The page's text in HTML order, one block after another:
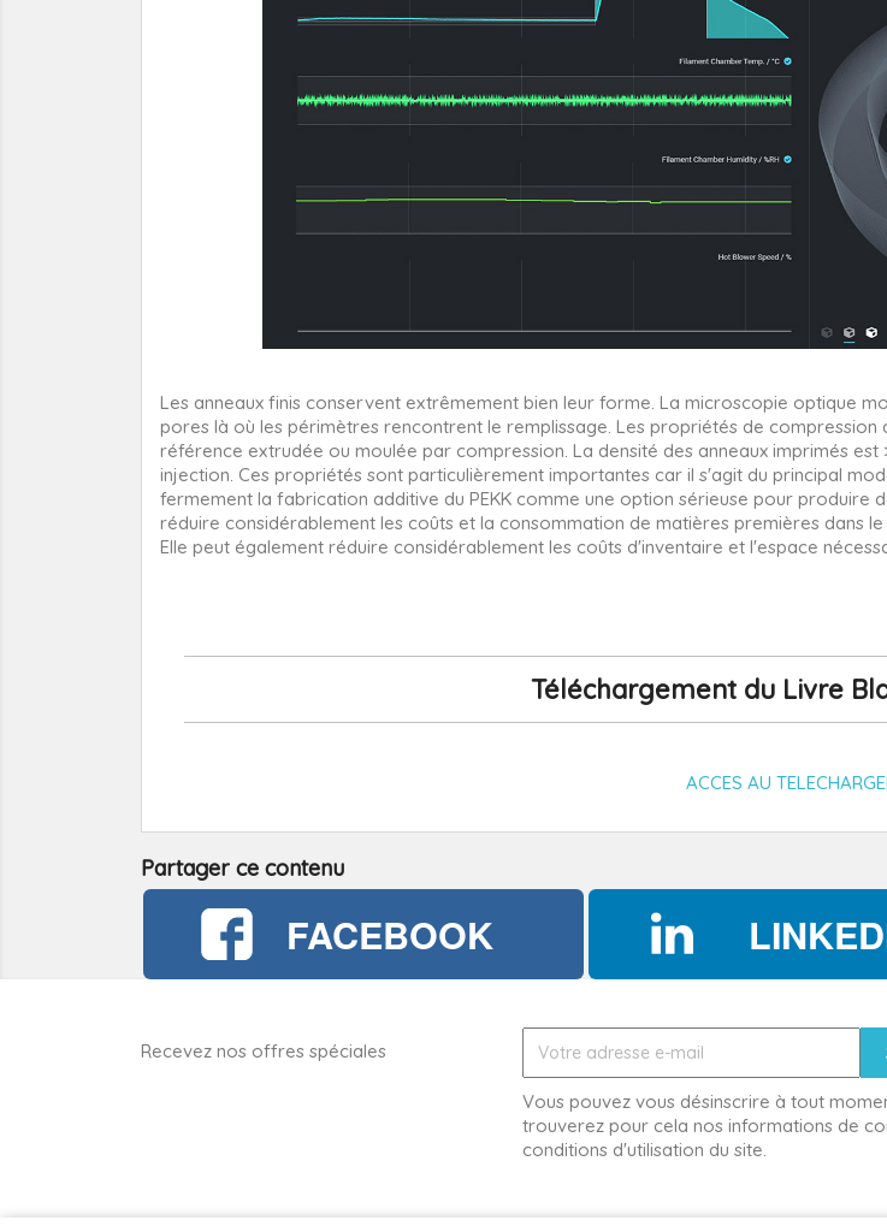
Les anneaux finis conservent extrêmement bien leur forme. La microscopie optique
pores là où les périmètres rencontrent le remplissage. Les propriétés de
référence extrudée ou moulée par compression. La densité des anneaux imprimés
injection. Ces propriétés sont particulièrement importantes car il s'agit du principal
fermement la fabrication additive du PEKK comme une option sérieuse pour produire
réduire considérablement les coûts et la consommation de matières premières dans
Elle peut également réduire considérablement les coûts d'inventaire et l'espace
Téléchargement du Livre
ACCES AU
Partager ce contenu
FACEBOOK
Recevez nos offres spéciales
Vous pouvez vous désinscrire à tout
trouverez pour cela nos informations de
conditions d'utilisation du site.